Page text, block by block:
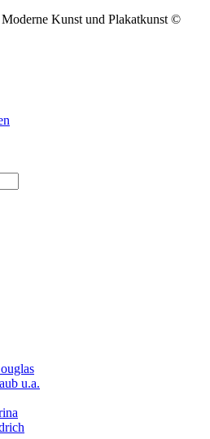
Kunst und Plakatkunst ©
u.a.